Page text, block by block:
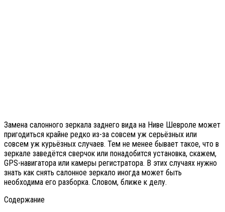
Замена салонного зеркала заднего вида на Ниве Шевроле может
пригодиться крайне редко из-за совсем уж серьёзных или
совсем уж курьёзных случаев. Тем не менее бывает такое, что в
зеркале заведётся сверчок или понадобится установка, скажем,
GPS-навигатора или камеры регистратора. В этих случаях нужно
знать как снять салонное зеркало иногда может быть
необходима его разборка. Словом, ближе к делу.
Содержание